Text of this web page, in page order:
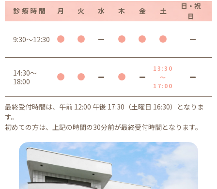
診療時間 月 火 水 木 金 土
日・祝
日
9:30～12:30
14:30～
18:00
13:30
～
17:00
最終受付時間は、午前 12:00 午後 17:30（土曜日 16:30）となりま
す。
初めての方は、上記の時間の30分前が最終受付時間となります。